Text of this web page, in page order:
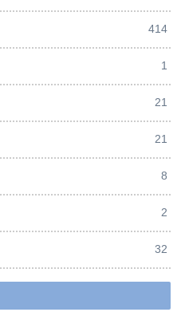
414
1
21
21
8
2
32